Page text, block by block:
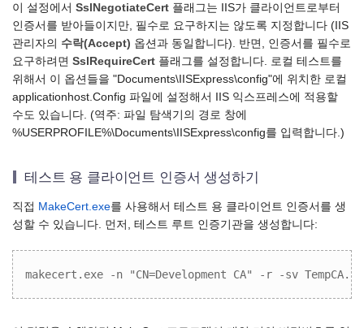
이 설정에서 SslNegotiateCert 플래그는 IIS가 클라이언트로부터
인증서를 받아들이지만, 필수로 요구하지는 않도록 지정합니다 (IIS
관리자의 수락(Accept) 옵션과 동일합니다). 반면, 인증서를 필수로
요구하려면 SslRequireCert 플래그를 설정합니다. 로컬 테스트를
위해서 이 옵션들을 "Documents\IISExpress\config"에 위치한 로컬
applicationhost.Config 파일에 설정해서 IIS 익스프레스에 적용할
수도 있습니다. (역주: 파일 탐색기의 경로 창에
%USERPROFILE%\Documents\IISExpress\config를 입력합니다.)
테스트 용 클라이언트 인증서 생성하기
직접 MakeCert.exe를 사용해서 테스트 용 클라이언트 인증서를 생
성할 수 있습니다. 먼저, 테스트 루트 인증기관을 생성합니다:
makecert.exe -n "CN=Development CA" -r -sv